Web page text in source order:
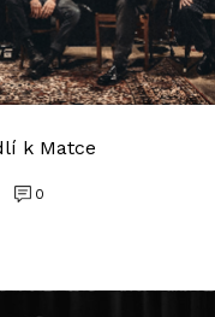
k Matce
0